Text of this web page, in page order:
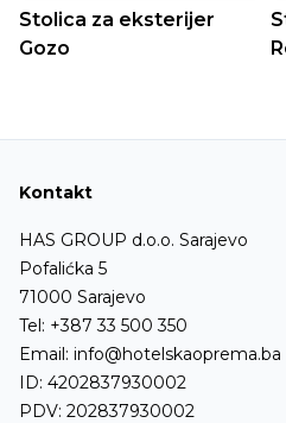
Stolica za eksterijer
Gozo
Kontakt
HAS GROUP d.o.o. Sarajevo
Pofalićka 5
71000 Sarajevo
Tel: +387 33 500 350
Email: info@hotelskaoprema.ba
ID: 4202837930002
PDV: 202837930002